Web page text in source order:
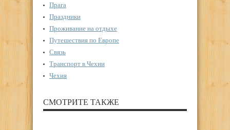
Прага
Праздники
Проживание на отдыхе
Путешествия по Европе
Связь
Транспорт в Чехии
Чехия
СМОТРИТЕ ТАКЖЕ